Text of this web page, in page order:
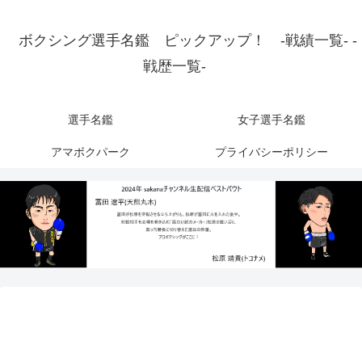
ボクシング選手名鑑 ピックアップ！ -戦績一覧- -
戦歴一覧-
選手名鑑 女子選手名鑑
アマボクパーク プライバシーポリシー